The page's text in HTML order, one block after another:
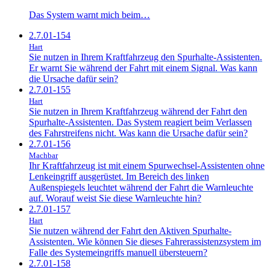
Das System warnt mich beim…
2.7.01-154
Hart
Sie nutzen in Ihrem Kraftfahrzeug den Spurhalte-Assistenten.
Er warnt Sie während der Fahrt mit einem Signal. Was kann
die Ursache dafür sein?
2.7.01-155
Hart
Sie nutzen in Ihrem Kraftfahrzeug während der Fahrt den
Spurhalte-Assistenten. Das System reagiert beim Verlassen
des Fahrstreifens nicht. Was kann die Ursache dafür sein?
2.7.01-156
Machbar
Ihr Kraftfahrzeug ist mit einem Spurwechsel-Assistenten ohne
Lenkeingriff ausgerüstet. Im Bereich des linken
Außenspiegels leuchtet während der Fahrt die Warnleuchte
auf. Worauf weist Sie diese Warnleuchte hin?
2.7.01-157
Hart
Sie nutzen während der Fahrt den Aktiven Spurhalte-
Assistenten. Wie können Sie dieses Fahrerassistenzsystem im
Falle des Systemeingriffs manuell übersteuern?
2.7.01-158